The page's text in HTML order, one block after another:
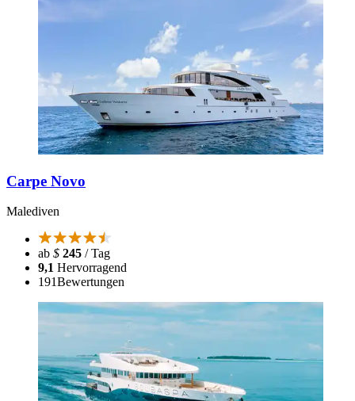
Carpe Novo
Malediven
ab $ 245 / Tag
9,1 Hervorragend
191Bewertungen